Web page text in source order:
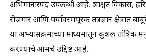
अभिमानास्पद उपलब्धी आहे. शाश्वत विकास,
रोजगार आणि पर्यावरणपूरक तंत्रज्ञान क्षेत्रात
या अभ्यासक्रमाच्या माध्यमातून कुशल तांत्रिक
करण्याचे आमचे उद्दिष्ट आहे.